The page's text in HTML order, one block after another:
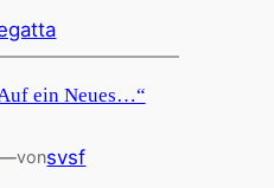
ein Neues…“
vonsvsf